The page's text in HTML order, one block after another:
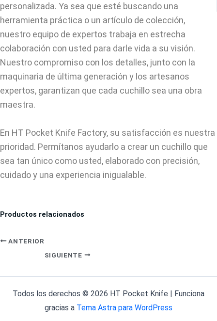
personalizada. Ya sea que esté buscando una
herramienta práctica o un artículo de colección,
nuestro equipo de expertos trabaja en estrecha
colaboración con usted para darle vida a su visión.
Nuestro compromiso con los detalles, junto con la
maquinaria de última generación y los artesanos
expertos, garantizan que cada cuchillo sea una obra
maestra.
En HT Pocket Knife Factory, su satisfacción es nuestra
prioridad. Permítanos ayudarlo a crear un cuchillo que
sea tan único como usted, elaborado con precisión,
cuidado y una experiencia inigualable.
Productos relacionados
ANTERIOR
SIGUIENTE
Todos los derechos © 2026 HT Pocket Knife | Funciona
gracias a Tema Astra para WordPress